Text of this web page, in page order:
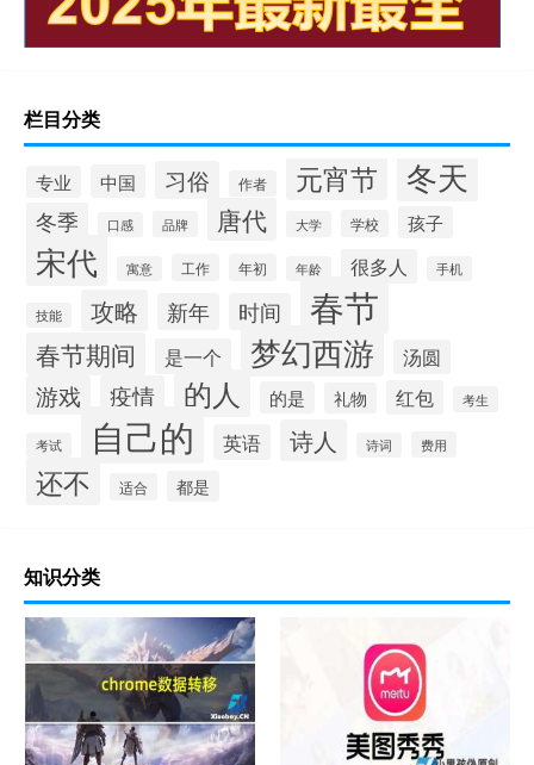
栏目分类
专业 中国 习俗 作者 元宵节 冬天
冬季 口感 品牌 唐代 大学 学校 孩子
宋代 寓意 工作 年初 年龄 很多人 手机
技能 攻略 新年 时间 春节
春节期间 是一个 梦幻西游 汤圆
游戏 疫情 的人 的是 礼物 红包 考生
考试 自己的 英语 诗人 诗词 费用
还不 适合 都是
知识分类